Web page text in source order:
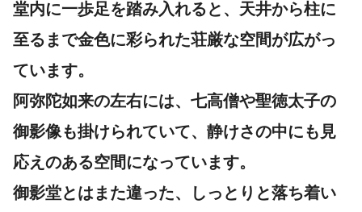
堂内に一歩足を踏み入れると、天井から柱に
至るまで金色に彩られた荘厳な空間が広がっ
ています。
阿弥陀如来の左右には、七高僧や聖徳太子の
御影像も掛けられていて、静けさの中にも見
応えのある空間になっています。
御影堂とはまた違った、しっとりと落ち着い